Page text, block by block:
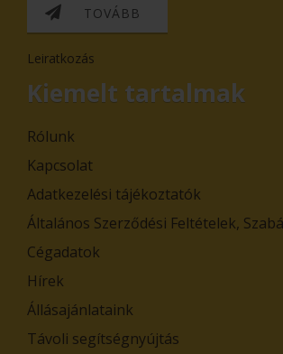
TOVÁBB
Leiratkozás
Kiemelt tartalmak
Rólunk
Kapcsolat
Adatkezelési tájékoztatók
Általános Szerződési Feltételek,
Cégadatok
Hírek
Állásajánlataink
Távoli segítségnyújtás